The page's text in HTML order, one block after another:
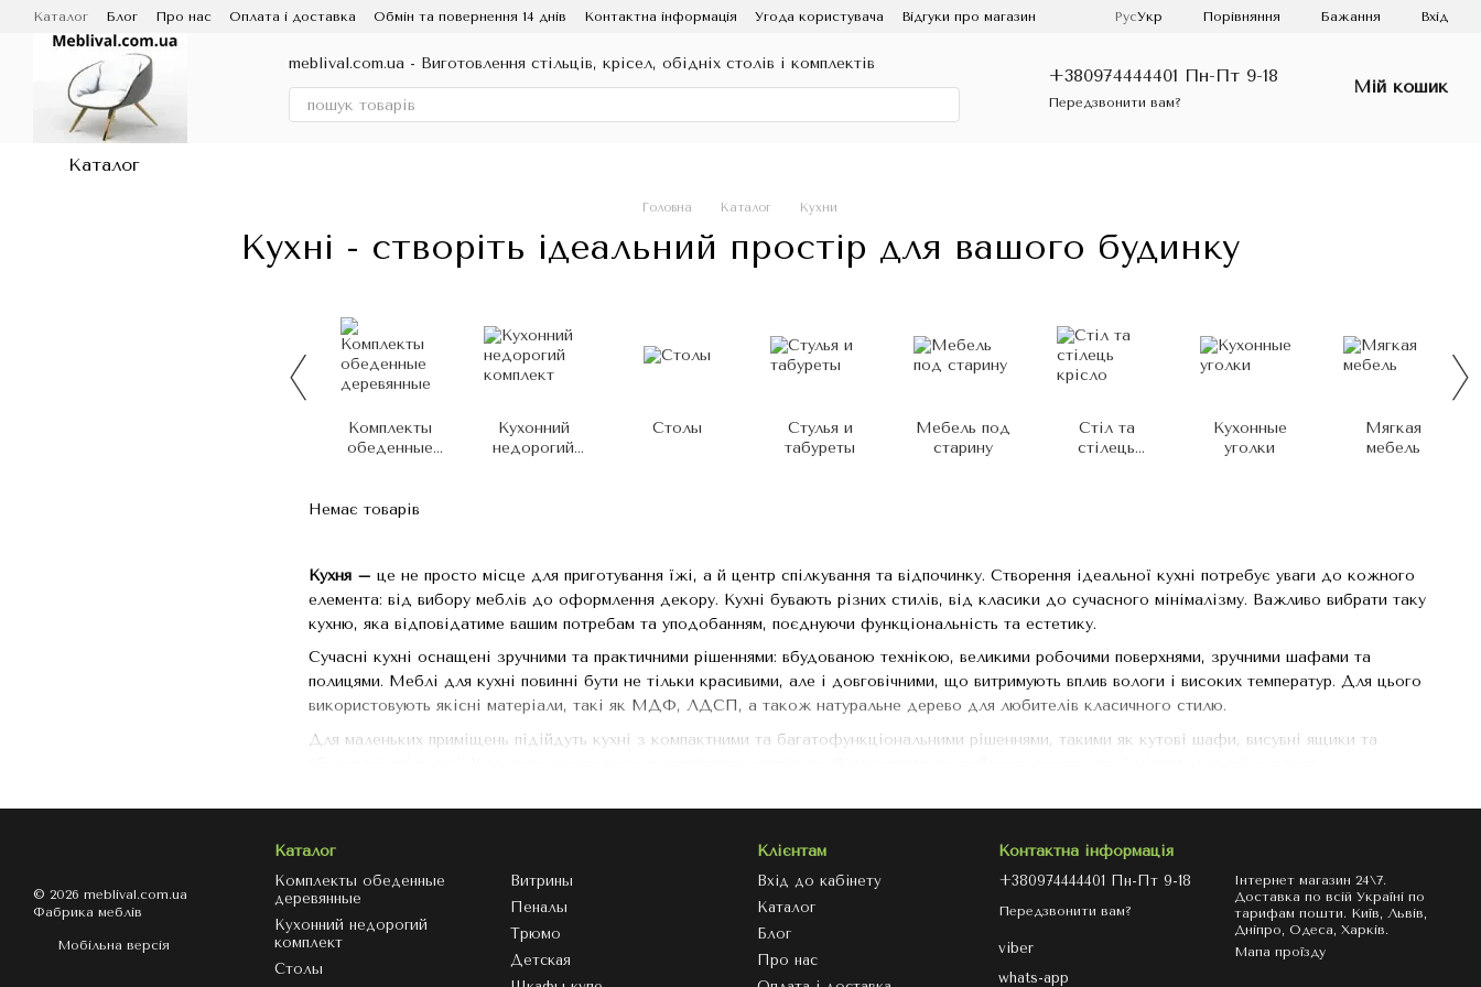
Перейти до основного контенту
Каталог Блог Про нас Оплата і доставка Обмін та повернення 14 днів Контактна інформація Угода користувача
Відгуки про магазин
Договір публічної оферти
РусУкр Порівняння Бажання Вхід
meblival.com.ua - Виготовлення стільців, крісел, обідніх столів і комплектів
+380974444401 Пн-Пт 9-18
Передзвонити вам?
Мій кошик
Каталог
Головна Каталог Кухни
Кухні - створіть ідеальний простір для вашого будинку
Комплекты
обеденные
Кухонний
недорогий
Столы
Стулья и
табуреты
Мебель под
старину
Стіл та
стілець
Кухонные
уголки
Мягкая
мебель
Кухня – це не просто місце для приготування їжі, а й центр спілкування та відпочинку. Створення ідеальної кухні потребує уваги до кожного
елемента: від вибору меблів до оформлення декору. Кухні бувають різних стилів, від класики до сучасного мінімалізму. Важливо вибрати таку
кухню, яка відповідатиме вашим потребам та уподобанням, поєднуючи функціональність та естетику.
Сучасні кухні оснащені зручними та практичними рішеннями: вбудованою технікою, великими робочими поверхнями, зручними шафами та
полицями. Меблі для кухні повинні бути не тільки красивими, але і довговічними, що витримують вплив вологи і високих температур. Для цього
використовують якісні матеріали, такі як МДФ, ЛДСП, а також натуральне дерево для любителів класичного стилю.
Для маленьких приміщень підійдуть кухні з компактними та багатофункціональними рішеннями, такими як кутові шафи, висувні ящики та
Незалежно від того, чи шукаєте ви кухню для невеликого апартаменту чи просторого будинку, правильний вибір меблів та техніки зробить вашу
кухню комфортною та функціональною.
Немає товарів
© 2026 meblival.com.ua
Фабрика меблів
Мобільна версія
Каталог
Комплекты обеденные
деревянные
Кухонний недорогий
комплект
Столы
Витрины
Пеналы
Трюмо
Детская
Клієнтам
Вхід до кабінету
Каталог
Блог
Про нас
Контактна інформація
+380974444401 Пн-Пт 9-18
Передзвонити вам?
viber
whats-app
Інтернет магазин 24\7.
Доставка по всій Україні по
тарифам пошти. Київ, Львів,
Дніпро, Одеса, Харків.
Мапа проїзду